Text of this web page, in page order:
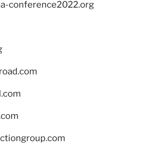
conference2022.org